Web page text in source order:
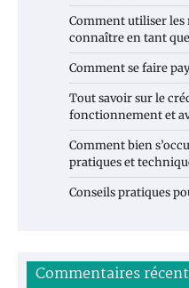
Comment utiliser les
connaître en tant
Comment se faire
Tout savoir sur le
fonctionnement et
Comment bien
pratiques et
Conseils pratiques
Commentaires